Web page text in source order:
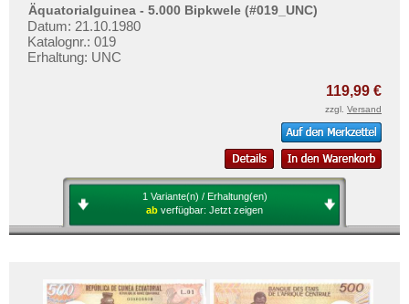
Äquatorialguinea - 5.000 Bipkwele (#019_UNC)
Datum: 21.10.1980
Katalognr.: 019
Erhaltung: UNC
119,99 €
zzgl. Versand
1 Variante(n) / Erhaltung(en)
ab verfügbar: Jetzt zeigen